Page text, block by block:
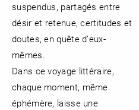
suspendus, partagés entre
désir et retenue, certitudes et
doutes, en quête d’eux-
mêmes.
Dans ce voyage littéraire,
chaque moment, même
éphémère, laisse une